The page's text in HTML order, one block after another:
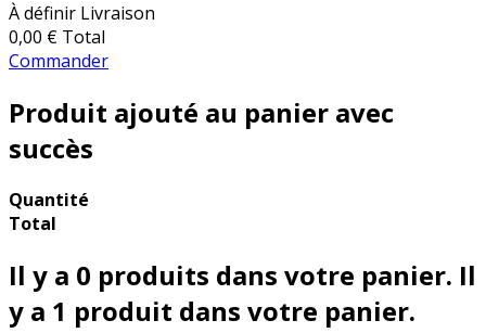
À définir Livraison
0,00 € Total
Commander
Produit ajouté au panier avec
succès
Quantité
Total
Il y a 0 produits dans votre panier. Il
y a 1 produit dans votre panier.